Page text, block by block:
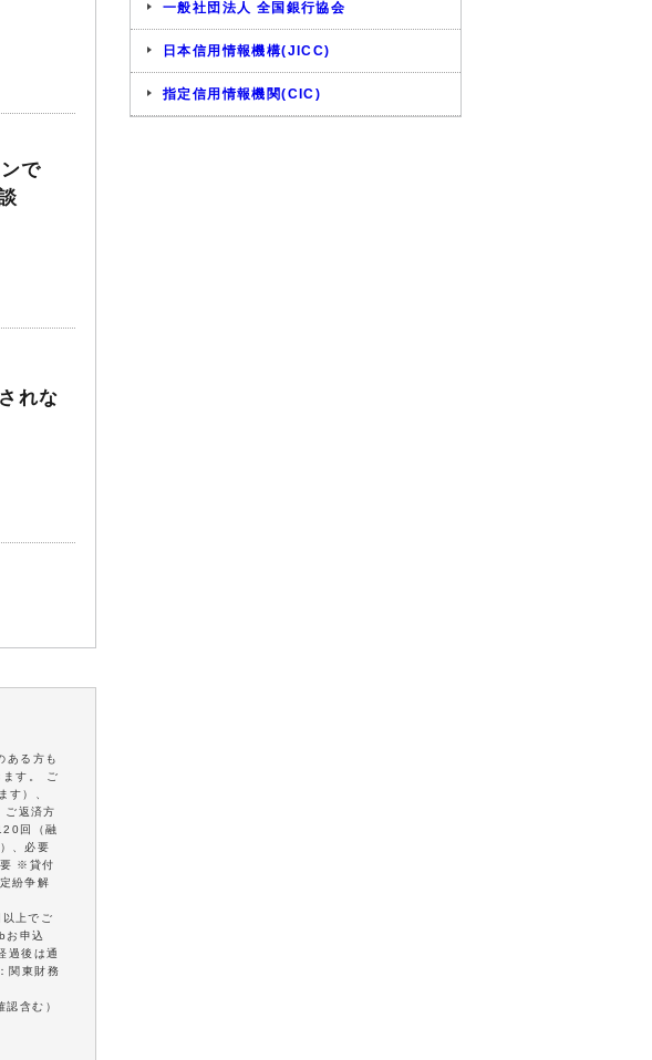
で
れな
ある方も
ます。 ご
す）、
ご返済方
回（融
、必要
要 ※貸付
紛争解
上でご
お申込
過後は通
関東財務
含む）
一般社団法人 全国銀行協会
日本信用情報機構(JICC)
指定信用情報機関(CIC)